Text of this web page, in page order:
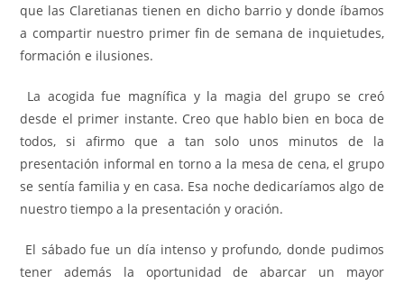
que las Claretianas tienen en dicho barrio y donde íbamos
a compartir nuestro primer fin de semana de inquietudes,
formación e ilusiones.
La acogida fue magnífica y la magia del grupo se creó
desde el primer instante. Creo que hablo bien en boca de
todos, si afirmo que a tan solo unos minutos de la
presentación informal en torno a la mesa de cena, el grupo
se sentía familia y en casa. Esa noche dedicaríamos algo de
nuestro tiempo a la presentación y oración.
El sábado fue un día intenso y profundo, donde pudimos
tener además la oportunidad de abarcar un mayor